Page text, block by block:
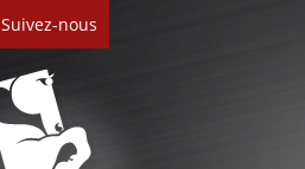
Suivez-nous